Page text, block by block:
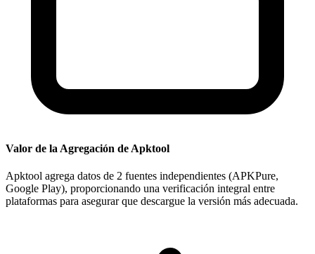
Valor de la Agregación de Apktool
Apktool agrega datos de 2 fuentes independientes (APKPure,
Google Play), proporcionando una verificación integral entre
plataformas para asegurar que descargue la versión más adecuada.